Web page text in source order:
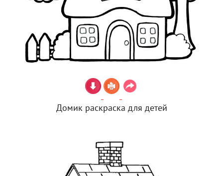
Домик раскраска для детей